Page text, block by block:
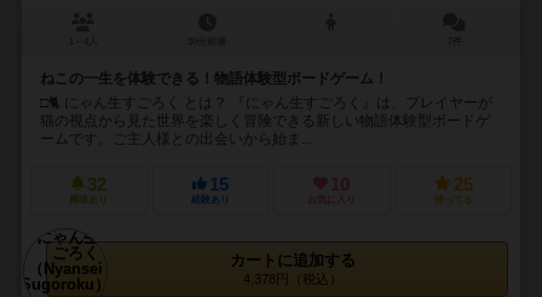
ねこの一生を体験できる！物語体験型ボードゲーム！
□🐈 にゃん生すごろく とは？ 『にゃん生すごろく』は、プレイヤーが
猫の視点から見た世界を楽しく冒険できる新しい物語体験型ボードゲ
ームです。ご主人様との出会いから始ま...
32
興味あり
15
経験あり
10
お気に入り
25
持ってる
カートに追加する
4,378円（税込）